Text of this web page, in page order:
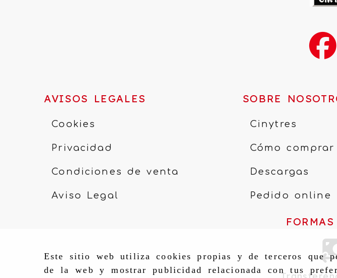
Este sitio web utiliza cookies propias y de terceros que
de la web y mostrar publicidad relacionada con tus
AVISOS LEGALES
Cookies
Privacidad
Condiciones de venta
Aviso Legal
SOBRE
Cinytres
Cómo comprar
Descargas
Pedido online